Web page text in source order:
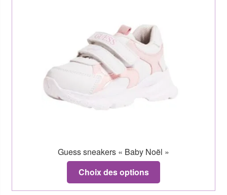
Guess sneakers « Baby Noël »
Choix des options